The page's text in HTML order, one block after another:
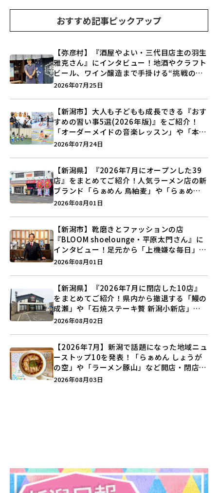
おすすめ記事ピックアップ
【弥彦村】『酒屋やよい・三代目店主の羽生
雅克さん』にインタビュー！地酒やクラフト
ビール、ワイン醸造まで手掛ける“挑戦の歴
史”に迫る♪
2026年07月25日
【新潟市】大人も子どもも成長できる『おす
すめの習い事5選(2026年版)』をご紹介！
「オーダーメイドの音楽レッスン」や「本格
キックボクシング」で新しい自分を見つけよ
2026年07月24日
【新潟県】『2026年7月にオープンした39
店』をまとめてご紹介！人気ラーメン店の新
ブランド「らぁめん 鳥紬麦」や「らぁめん
しょうがの空」など盛りだくさん♪
2026年08月01日
【新潟市】靴磨きとファッションの店
『BLOOM shoelounge・平原太門さん』に
インタビュー！足元から「上機嫌な毎日」を
つくる装いの提案とは？
2026年08月01日
【新潟県】『2026年7月に閉店した10店』
をまとめてご紹介！県内から撤退する「鰻の
成瀬」や「石焼ステーキ贅 新潟小新店」が
営業に幕…。
2026年08月02日
【2026年7月】新潟で話題になった地域ニュ
ーストップ10を発表！「らぁめん しょうが
の空」や「ラーメン豚山」など開店・閉店の
注目記事をランキングでご紹介♪
2026年08月03日